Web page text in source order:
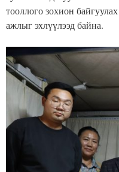
тооллого зохион
ажлыг эхлүүлээд байна.